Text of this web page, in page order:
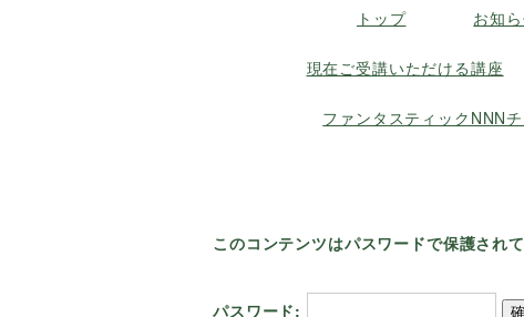
トップ お知
現在ご受講いただける講座
ファンタスティックNNN
このコンテンツはパスワードで保護され
パスワード: